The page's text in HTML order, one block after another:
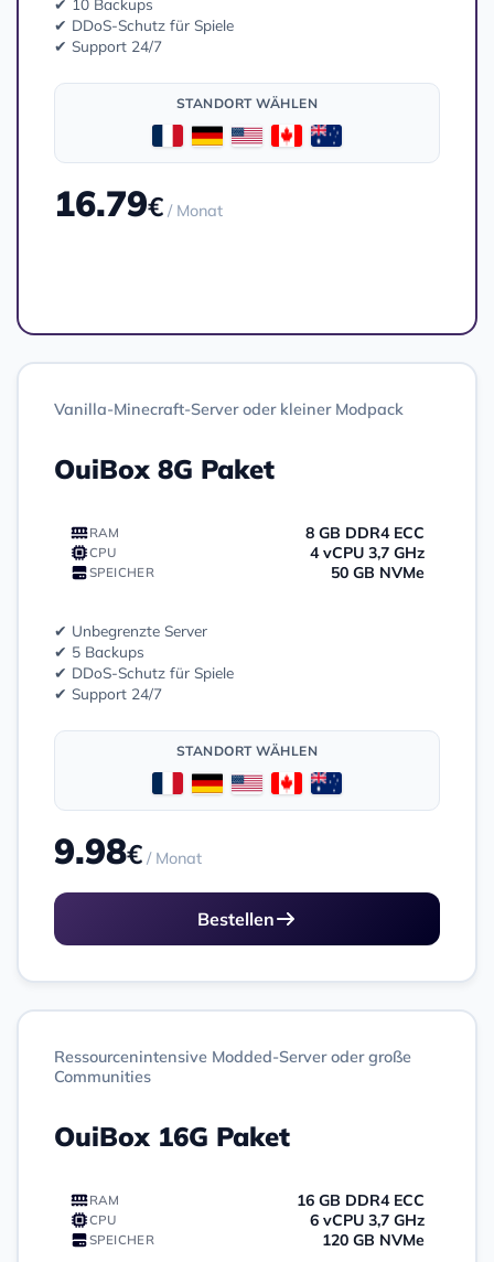
Vanilla-Minecraft-Server oder kleiner Modpack
OuiBox 8G Paket
RAM 8 GB DDR4 ECC
CPU 4 vCPU 3,7 GHz
SPEICHER 50 GB NVMe
✔ Unbegrenzte Server
✔ 5 Backups
✔ DDoS-Schutz für Spiele
✔ Support 24/7
STANDORT WÄHLEN
9.98€ / Monat
Bestellen
✔ DDoS-Schutz für Spiele
✔ Support 24/7
STANDORT WÄHLEN
16.79€ / Monat
Ressourcenintensive Modded-Server oder große
Communities
OuiBox 16G Paket
RAM 16 GB DDR4 ECC
CPU 6 vCPU 3,7 GHz
SPEICHER 120 GB NVMe